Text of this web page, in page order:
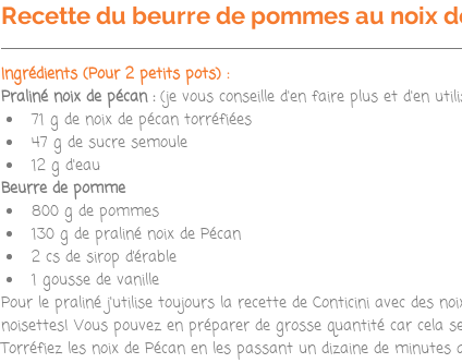
Recette du beurre de pommes au noix
Ingrédients (Pour 2 petits pots) :
Praliné noix de pécan : (je vous conseille d'en faire plus et d'en
71 g de noix de pécan torréfiées
47 g de sucre semoule
12 g d'eau
Beurre de pomme
800 g de pommes
130 g de praliné noix de Pécan
2 cs de sirop d’érable
1 gousse de vanille
Pour le praliné j'utilise toujours la recette de Conticini avec des
noisettes! Vous pouvez en préparer de grosse quantité car cela
Torréfiez les noix de Pécan en les passant un dizaine de minutes